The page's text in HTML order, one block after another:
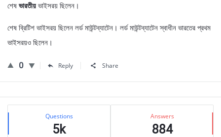
শেষ ভারতীয়ভাইসরয় ছিলেন।
শেষ ব্রিটিশ ভাইসরয় ছিলেন লর্ড মাউন্টব্যাটেন। লর্ড মাউন্টব্যাটেন স্বাধীন ভারতের প্রথম
ভাইসরয়ও ছিলেন।
0 Reply Share
Sidebar
Stats Questions
5k
Answers
884